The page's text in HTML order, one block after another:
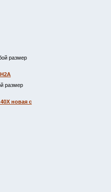
размер
размер
новая с